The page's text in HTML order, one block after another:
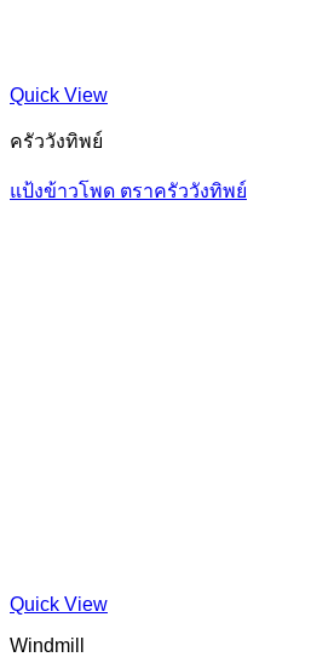
Quick View
ครัววังทิพย์
แป้งข้าวโพด ตราครัววังทิพย์
Quick View
Windmill